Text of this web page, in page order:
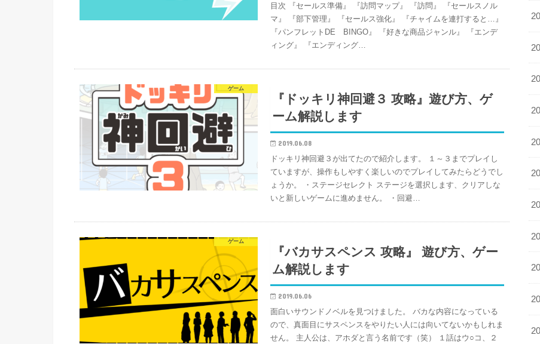
目次 『セールス準備』 『訪問マップ』 『訪問』 『セールスノル
マ』 『部下管理』 『セールス強化』 『チャイムを連打すると…』
『パンフレットDE BINGO』 『好きな商品ジャンル』 『エンデ
ィング』 『エンディング…
ゲーム
『ドッキリ神回避３ 攻略』遊び方、ゲ
ーム解説します
2019.06.08
ドッキリ神回避３が出てたので紹介します。 １～３までプレイし
ていますが、操作もしやすく楽しいのでプレイしてみたらどうでし
ょうか。 ・ステージセレクト ステージを選択します、クリアしな
いと新しいゲームに進めません。 ・回避…
ゲーム
『バカサスペンス 攻略』 遊び方、ゲー
ム解説します
2019.06.06
面白いサウンドノベルを見つけました。 バカな内容になっている
ので、真面目にサスペンスをやりたい人には向いてないかもしれま
せん。 主人公は、アホダと言う名前です（笑） １話はウ○コ、２